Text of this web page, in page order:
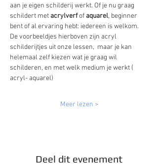
aan je eigen schilderij werkt. Of je nu graag
schildert met acrylverf of aquarel, beginner
bent of al ervaring hebt: iedereen is welkom.
De voorbeeldjes hierboven zijn acryl
schilderijtjes uit onze lessen,  maar je kan
helemaal zelf kiezen wat je graag wil
schilderen, en met welk medium je werkt (
acryl- aquarel)
Meer lezen >
Deel dit evenement